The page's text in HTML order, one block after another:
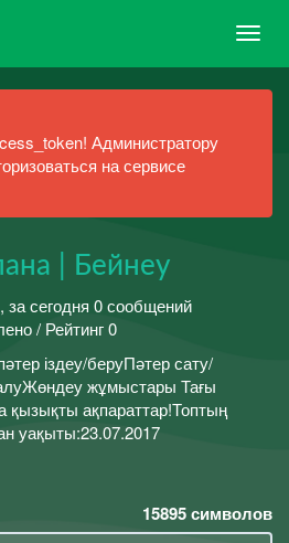
Администратору
на сервисе
| Бейнеу
за сегодня 0 сообщений
/ Рейтинг 0
іздеу/беруПәтер сату/
жұмыстары Тағы
қызықты ақпараттар!Топтың
уақыты:23.07.2017
15895символов